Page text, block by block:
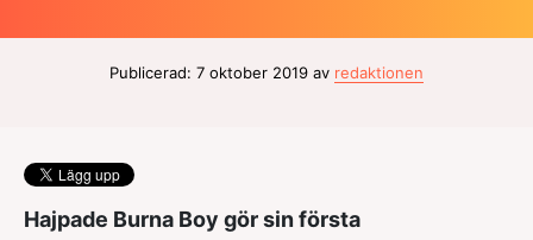
Publicerad: 7 oktober 2019 av redaktionen
Hajpade Burna Boy gör sin första